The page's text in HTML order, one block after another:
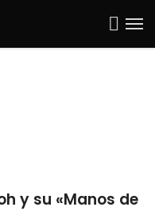
y su «Manos de